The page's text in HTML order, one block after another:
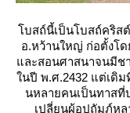
บสถ์นี้เป็นโบสถ์คริส
อ.หว้านใหญ่ ก่อตั้งโด
ละสอนศาสนาจนมีช
นปี พ.ศ.2432 แต่เดิม
นหลายคนเป็นทาสที่
เปลี่ยนผู้อุปถัมภ์หล